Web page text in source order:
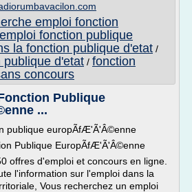
emploi fonction
emploi fonction publique
la fonction publique d'etat /
d'etat / fonction
concours
Publique
...
publique europÃfÆ'Ã'Â©enne
Publique EuropÃfÆ'Ã'Â©enne
offres d'emploi et concours en ligne.
l'information sur l'emploi dans la
Vous recherchez un emploi